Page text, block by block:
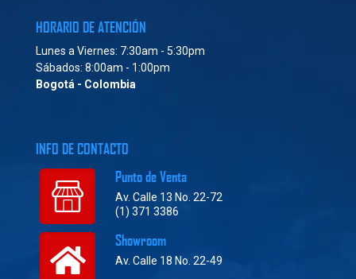
HORARIO DE ATENCIÓN
Lunes a Viernes: 7:30am - 5:30pm
Sábados: 8:00am - 1:00pm
Bogotá - Colombia
INFO DE CONTACTO
Punto de Venta
Av. Calle 13 No. 22-72
(1) 371 3386
Showroom
Av. Calle 18 No. 22-49